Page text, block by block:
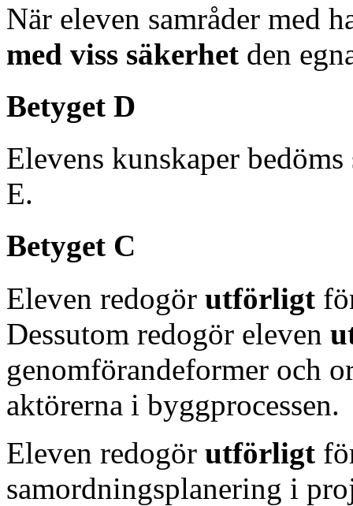
När eleven samråder med
med viss säkerhet den
Betyget D
Elevens kunskaper
E.
Betyget C
Eleven redogör utförligt
Dessutom redogör eleven
genomförandeformer och
aktörerna i byggprocessen.
Eleven redogör utförligt
samordningsplanering i